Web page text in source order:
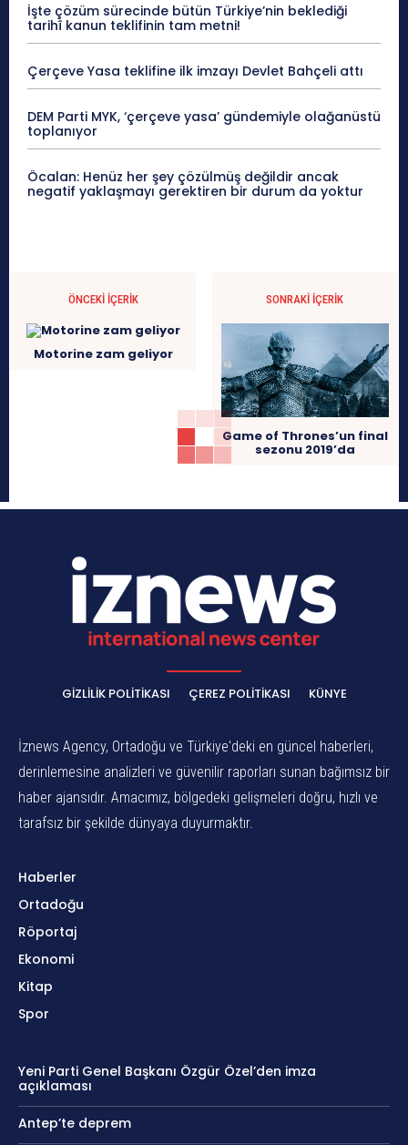
İşte çözüm sürecinde bütün Türkiye’nin beklediği
tarihî kanun teklifinin tam metni!
Çerçeve Yasa teklifine ilk imzayı Devlet Bahçeli attı
DEM Parti MYK, ‘çerçeve yasa’ gündemiyle olağanüstü
toplanıyor
Öcalan: Henüz her şey çözülmüş değildir ancak
negatif yaklaşmayı gerektiren bir durum da yoktur
ÖNCEKI İÇERIK
Motorine zam geliyor
SONRAKI İÇERIK
Game of Thrones’un final
sezonu 2019’da
GIZLILIK POLITIKASI ÇEREZ POLITIKASI KÜNYE
İznews Agency, Ortadoğu ve Türkiye'deki en güncel haberleri,
derinlemesine analizleri ve güvenilir raporları sunan bağımsız bir
haber ajansıdır. Amacımız, bölgedeki gelişmeleri doğru, hızlı ve
tarafsız bir şekilde dünyaya duyurmaktır.
Haberler
Ortadoğu
Röportaj
Ekonomi
Kitap
Spor
Yeni Parti Genel Başkanı Özgür Özel’den imza
açıklaması
Antep’te deprem